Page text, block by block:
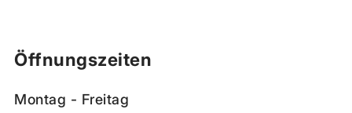
Öffnungszeiten
Montag - Freitag